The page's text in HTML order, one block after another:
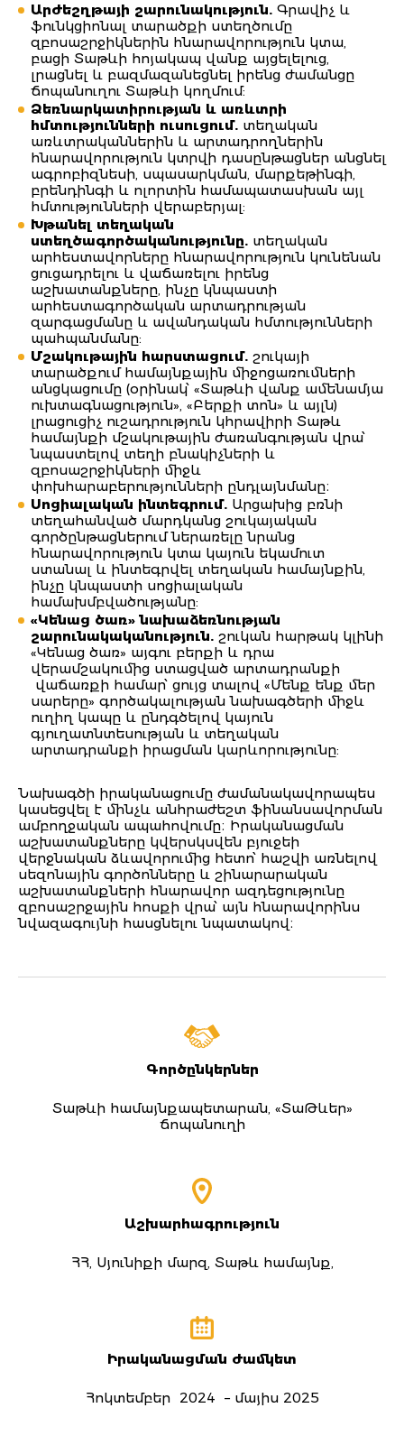
Արժեշղթայի շարունակություն. Գրավիչ և
ֆունկցիոնալ տարածքի ստեղծումը
զբոսաշրջիկներին հնարավորություն կտա,
բացի Տաթևի հոյակապ վանք այցելելուց,
լրացնել և բազմազանեցնել իրենց ժամանցը
ճոպանուղու Տաթևի կողմում:
Ձեռնարկատիրության և առևտրի
հմտությունների ուսուցում. տեղական
առևտրականներին և արտադրողներին
հնարավորություն կտրվի դասընթացներ անցնել
ագրոբիզնեսի, սպասարկման, մարքեթինգի,
բրենդինգի և ոլորտին համապատասխան այլ
հմտությունների վերաբերյալ:
Խթանել տեղական
ստեղծագործականությունը. տեղական
արհեստավորները հնարավորություն կունենան
ցուցադրելու և վաճառելու իրենց
աշխատանքները, ինչը կնպաստի
արհեստագործական արտադրության
զարգացմանը և ավանդական հմտությունների
պահպանմանը:
Մշակութային հարստացում. շուկայի
տարածքում համայնքային միջոցառումների
անցկացումը (օրինակ՝ «Տաթևի վանք ամենամյա
ուխտագնացություն», «Բերքի տոն» և այլն)
լրացուցիչ ուշադրություն կհրավիրի Տաթև
համայնքի մշակութային ժառանգության վրա՝
նպաստելով տեղի բնակիչների և
զբոսաշրջիկների միջև
փոխհարաբերությունների ընդլայնմանը։
Սոցիալական ինտեգրում. Արցախից բռնի
տեղահանված մարդկանց շուկայական
գործընթացներում ներառելը նրանց
հնարավորություն կտա կայուն եկամուտ
ստանալ և ինտեգրվել տեղական համայնքին,
ինչը կնպաստի սոցիալական
համախմբվածությանը:
«Կենաց ծառ» նախաձեռնության
շարունակականություն. շուկան հարթակ կլինի
«Կենաց ծառ» այգու բերքի և դրա
վերամշակումից ստացված արտադրանքի
վաճառքի համար՝ ցույց տալով «Մենք ենք մեր
սարերը» գործակալության նախագծերի միջև
ուղիղ կապը և ընդգծելով կայուն
գյուղատնտեսության և տեղական
արտադրանքի իրացման կարևորությունը:
Նախագծի իրականացումը ժամանակավորապես
կասեցվել է մինչև անհրաժեշտ ֆինանսավորման
ամբողջական ապահովումը։ Իրականացման
աշխատանքները կվերսկսվեն բյուջեի
վերջնական ձևավորումից հետո՝ հաշվի առնելով
սեզոնային գործոնները և շինարարական
աշխատանքների հնարավոր ազդեցությունը
զբոսաշրջային հոսքի վրա՝ այն հնարավորինս
նվազագույնի հասցնելու նպատակով։
Գործընկերներ
Տաթևի համայնքապետարան, «ՏաԹևեր»
ճոպանուղի
Աշխարհագրություն
ՀՀ, Սյունիքի մարզ, Տաթև համայնք,
Իրականացման ժամկետ
Հոկտեմբեր 2024 – մայիս 2025